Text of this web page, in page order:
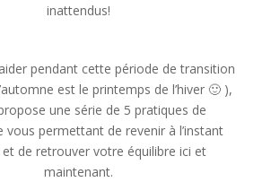
inattendus!
pendant cette période de transition
est le printemps de l’hiver 🙂 ),
une série de 5 pratiques de
vous permettant de revenir à l’instant
de retrouver votre équilibre ici et
maintenant.